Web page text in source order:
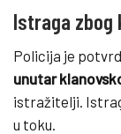
Istraga zbog
Policija je
unutar
istražitelji.
u toku.